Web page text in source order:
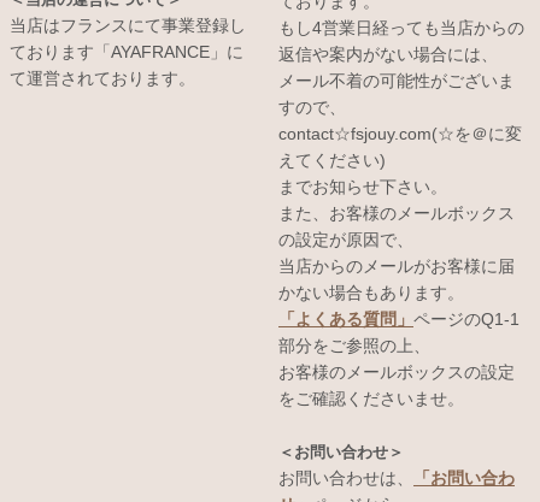
当店はフランスにて事業登録し
ております「AYAFRANCE」に
て運営されております。
もし4営業日経っても当店からの
返信や案内がない場合には、
メール不着の可能性がございま
すので、
contact☆fsjouy.com(☆を＠に変
えてください)
までお知らせ下さい。
また、お客様のメールボックス
の設定が原因で、
当店からのメールがお客様に届
かない場合もあります。
「よくある質問」 ページのQ1-1
部分をご参照の上、
お客様のメールボックスの設定
をご確認くださいませ。
＜お問い合わせ＞
お問い合わせは、
「お問い合わ